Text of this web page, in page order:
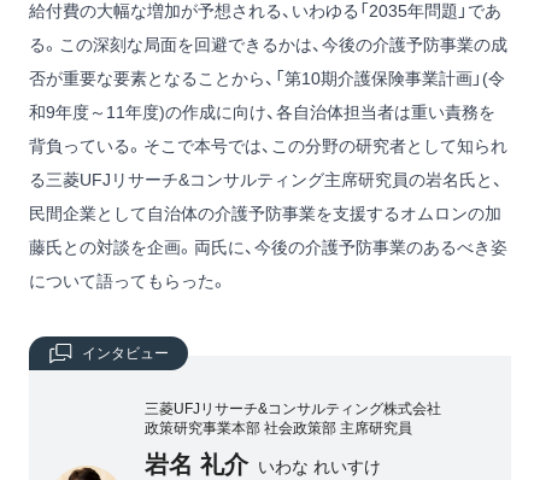
給付費の大幅な増加が予想される、いわゆる「2035年問題」であ
る。この深刻な局面を回避できるかは、今後の介護予防事業の成
否が重要な要素となることから、「第10期介護保険事業計画」(令
和9年度～11年度)の作成に向け、各自治体担当者は重い責務を
背負っている。そこで本号では、この分野の研究者として知られ
る三菱UFJリサーチ&コンサルティング主席研究員の岩名氏と、
民間企業として自治体の介護予防事業を支援するオムロンの加
藤氏との対談を企画。両氏に、今後の介護予防事業のあるべき姿
について語ってもらった。
インタビュー
三菱UFJリサーチ&コンサルティング株式会社
政策研究事業本部 社会政策部 主席研究員
岩名 礼介 いわな れいすけ